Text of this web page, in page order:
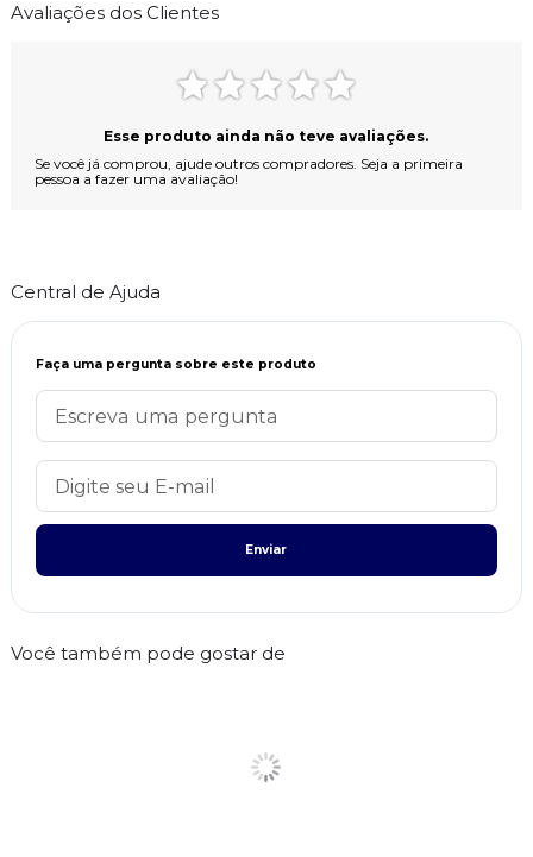
Avaliações dos Clientes
Esse produto ainda não teve avaliações.
Se você já comprou, ajude outros compradores. Seja a primeira
pessoa a fazer uma avaliação!
Central de Ajuda
Faça uma pergunta sobre este produto
Enviar
Você também pode gostar de